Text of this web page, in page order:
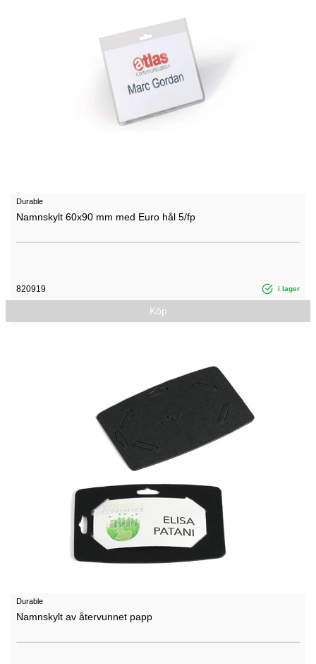
Durable
Namnskylt 60x90 mm med Euro hål 5/fp
820919 i lager
Köp
Durable
Namnskylt av återvunnet papp